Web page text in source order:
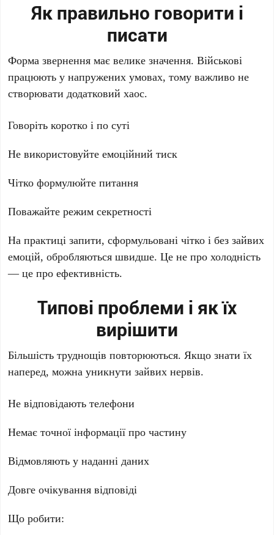
Як правильно говорити і
писати
Форма звернення має велике значення. Військові
працюють у напружених умовах, тому важливо не
створювати додатковий хаос.
Говоріть коротко і по суті
Не використовуйте емоційний тиск
Чітко формулюйте питання
Поважайте режим секретності
На практиці запити, сформульовані чітко і без зайвих
емоцій, обробляються швидше. Це не про холодність
— це про ефективність.
Типові проблеми і як їх
вирішити
Більшість труднощів повторюються. Якщо знати їх
наперед, можна уникнути зайвих нервів.
Не відповідають телефони
Немає точної інформації про частину
Відмовляють у наданні даних
Довге очікування відповіді
Що робити: